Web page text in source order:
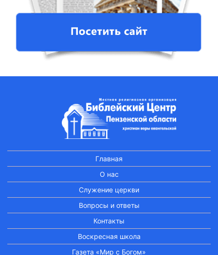
Главная
О нас
Служение церкви
Вопросы и ответы
Контакты
Воскресная школа
Газета «Мир с Богом»